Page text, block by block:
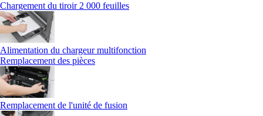
Chargement du tiroir 2 000 feuilles
Alimentation du chargeur multifonction
Remplacement des pièces
Remplacement de l'unité de fusion